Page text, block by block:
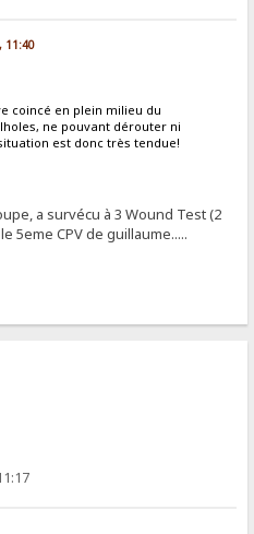
11:40
coincé en plein milieu du
ne pouvant dérouter ni
est donc très tendue!
a survécu à 3 Wound Test (2
5eme CPV de guillaume.....